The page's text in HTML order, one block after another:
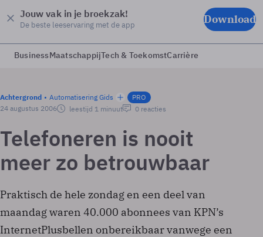
Jouw vak in je broekzak!
De beste leeservaring met de app Download
BusinessMaatschappijTech & ToekomstCarrière
Achtergrond Automatisering Gids
PRO
24 augustus 2006
leestijd 1 minuut 0 reacties
Telefoneren is nooit
meer zo betrouwbaar
Praktisch de hele zondag en een deel van
maandag waren 40.000 abonnees van KPN’s
InternetPlusbellen onbereikbaar vanwege een